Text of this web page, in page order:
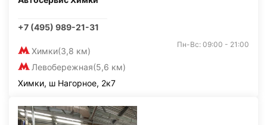
+7 (495) 989-21-31
Химки(3,8 км)
Левобережная(5,6 км)
Пн-Вс: 09:00 - 21:00
Химки, ш Нагорное, 2к7